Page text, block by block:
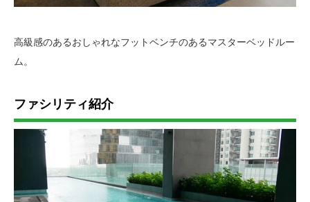
高級感のあるおしゃれなフットベンチのあるマスターベッドルー
ム。
ファシリティ紹介